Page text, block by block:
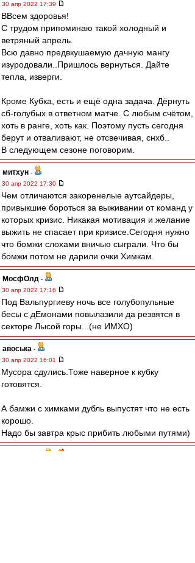
30 апр 2022 17:39
ВВсем здоровья!
С трудом припоминаю такой холодный и
ветряный апрель.
Всю давно предвкушаемую дачную мангу
изуродовали..Пришлось вернуться. Дайте
тепла, изверги.
Кроме Кубка, есть и ещё одна задача. Дёрнуть
сб-голубых в ответном матче. С любым счётом,
хоть в ранге, хоть как. Поэтому пусть сегодня
берут и отваливают, не отсвечивая, снхб..
В следующем сезоне поговорим.
митхун -
30 апр 2022 17:30
Чем отличаются закоренелые аутсайдеры,
привыкшие бороться за выживании от команд у
которых кризис. Никакая мотивация и желание
выжить не спасает при кризисе.Сегодня нужно
что бомжи слохами вничью сыграли. Что бы
бомжи потом не дарили очки Химкам.
МосфОлд -
30 апр 2022 17:16
Под Вальпургиеву ночь все голубопульные
бесы с дЕмонами повылазили да резвятся в
секторе Лысой горы...(не ИМХО)
авоська -
30 апр 2022 16:01
Мусора сдулись.Тоже наверное к кубку
готовятся.
А бамжи с химками дубль выпустят что не есть
корошо.
Надо бы завтра крыс прибить любыми путями)